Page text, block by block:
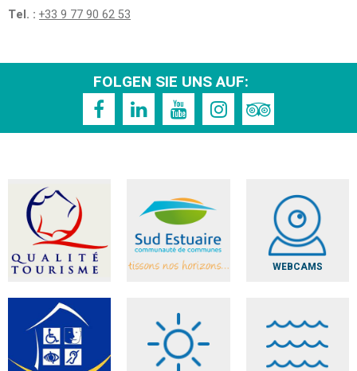
Tel. : +33 9 77 90 62 53
FOLGEN SIE UNS AUF:
WEBCAMS